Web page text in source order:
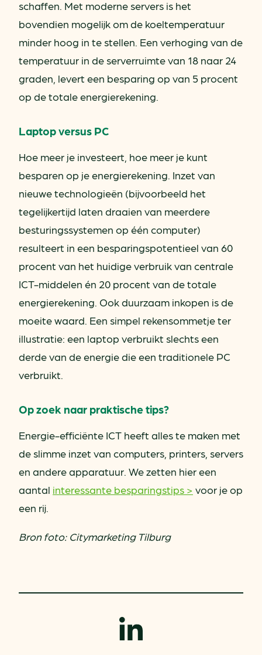
schaffen. Met moderne servers is het
bovendien mogelijk om de koeltemperatuur
minder hoog in te stellen. Een verhoging van de
temperatuur in de serverruimte van 18 naar 24
graden, levert een besparing op van 5 procent
op de totale energierekening.
Laptop versus PC
Hoe meer je investeert, hoe meer je kunt
besparen op je energierekening. Inzet van
nieuwe technologieën (bijvoorbeeld het
tegelijkertijd laten draaien van meerdere
besturingssystemen op één computer)
resulteert in een besparingspotentieel van 60
procent van het huidige verbruik van centrale
ICT-middelen én 20 procent van de totale
energierekening. Ook duurzaam inkopen is de
moeite waard. Een simpel rekensommetje ter
illustratie: een laptop verbruikt slechts een
derde van de energie die een traditionele PC
verbruikt.
Op zoek naar praktische tips?
Energie-efficiënte ICT heeft alles te maken met
de slimme inzet van computers, printers, servers
en andere apparatuur. We zetten hier een
aantal interessante besparingstips > voor je op
een rij.
Bron foto: Citymarketing Tilburg